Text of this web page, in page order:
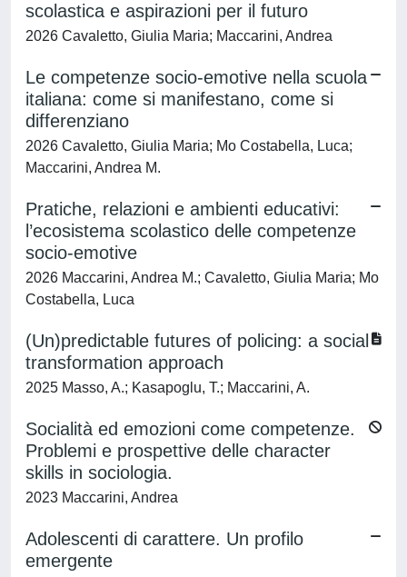
scolastica e aspirazioni per il futuro
2026 Cavaletto, Giulia Maria; Maccarini, Andrea
Le competenze socio-emotive nella scuola
italiana: come si manifestano, come si
differenziano
2026 Cavaletto, Giulia Maria; Mo Costabella, Luca;
Maccarini, Andrea M.
Pratiche, relazioni e ambienti educativi:
l’ecosistema scolastico delle competenze
socio-emotive
2026 Maccarini, Andrea M.; Cavaletto, Giulia Maria; Mo
Costabella, Luca
(Un)predictable futures of policing: a social
transformation approach
2025 Masso, A.; Kasapoglu, T.; Maccarini, A.
Socialità ed emozioni come competenze.
Problemi e prospettive delle character
skills in sociologia.
2023 Maccarini, Andrea
Adolescenti di carattere. Un profilo
emergente